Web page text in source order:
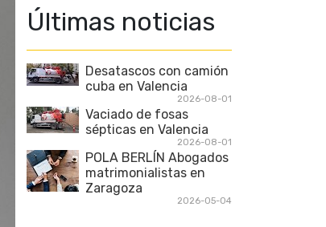
Últimas noticias
Desatascos con camión
cuba en Valencia
2026-08-01
Vaciado de fosas
sépticas en Valencia
2026-08-01
POLA BERLÍN Abogados
matrimonialistas en
Zaragoza
2026-05-04